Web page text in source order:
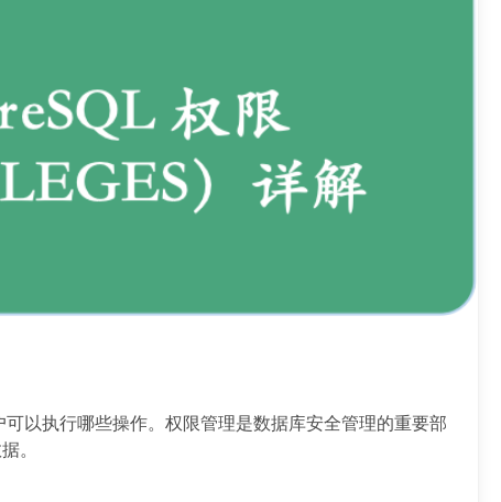
以执行哪些操作。权限管理是数据库安全管理的重要部
。